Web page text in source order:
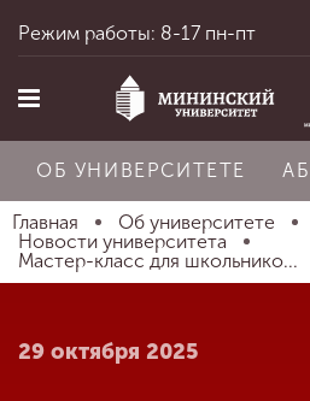
Главная
Режим работы: 8-17 пн-пт
ОБ УНИВЕРСИТЕТЕ
Главная
Об университете
Новости университета
Мастер-класс для школьнико...
29 октября 2025